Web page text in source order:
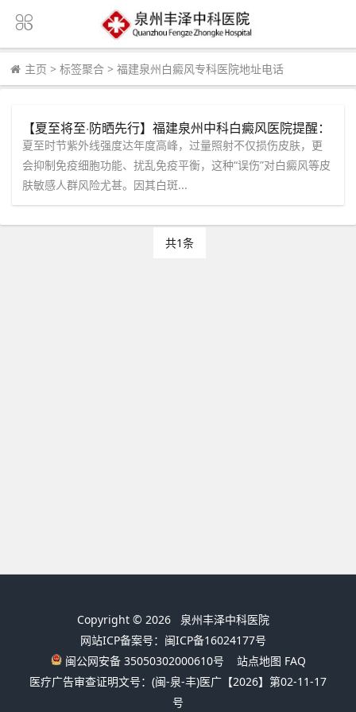
主页 > 标签聚合 > 福建泉州白癜风专科医院地址电话
【夏至将至·防晒先行】福建泉州中科白癜风医院提醒：
强紫外线易致免疫“误伤”，科学护肤护好皮肤“调色盘”
夏至时节紫外线强度达年度高峰，过量照射不仅损伤皮肤，更
会抑制免疫细胞功能、扰乱免疫平衡，这种“误伤”对白癜风等皮
肤敏感人群风险尤甚。因其白斑...
共1条
Copyright © 2026 泉州丰泽中科医院
网站ICP备案号：闽ICP备16024177号
闽公网安备 35050302000610号
站点地图 FAQ
医疗广告审查证明文号：(闽-泉-丰)医广【2026】第02-11-17
号